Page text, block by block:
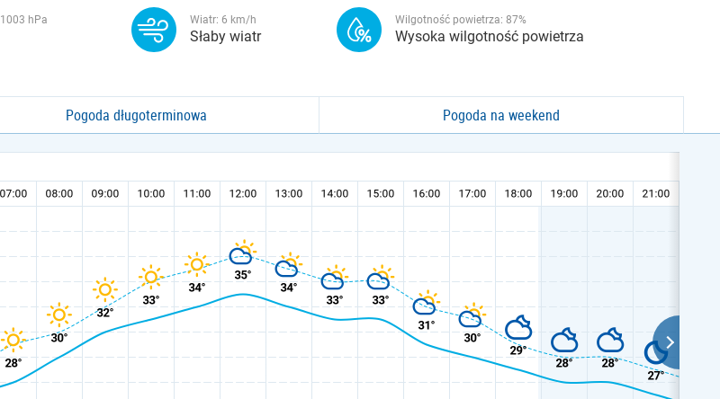
1003 hPa Wiatr: 6 km/h
Słaby wiatr
Wilgotność powietrza: 87%
Wysoka wilgotność powietrza
Pogoda długoterminowa Pogoda na weekend